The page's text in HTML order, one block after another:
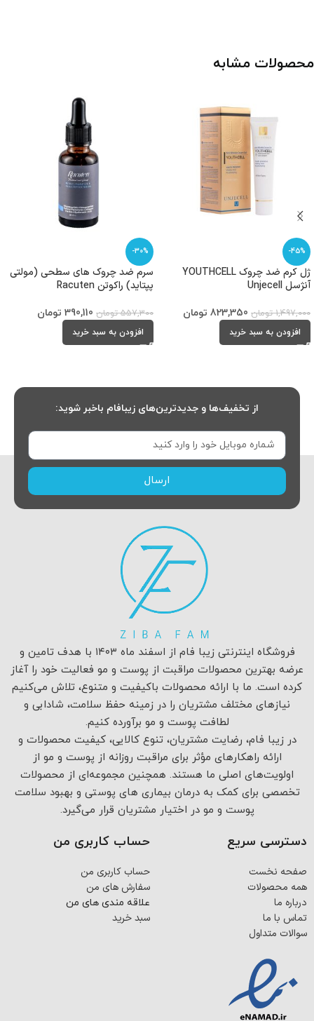
محصولات مشابه
-45%
ژل کرم ضد چروک YOUTHCELL
آنژسل Unjecell
1,497,000 تومان 823,350 تومان
افزودن به سبد خرید
-30%
سرم ضد چروک های سطحی (مولتی
پپتاید) راکوتن Racuten
557,300 تومان 390,110 تومان
افزودن به سبد خرید
از تخفیف‌ها و جدیدترین‌های زیبافام باخبر شوید:
ارسال
فروشگاه اینترنتی زیبا فام از اسفند ماه ۱۴۰۳ با هدف تامین و
عرضه بهترین محصولات مراقبت از پوست و مو فعالیت خود را آغاز
کرده است. ما با ارائه محصولات باکیفیت و متنوع، تلاش می‌کنیم
نیازهای مختلف مشتریان را در زمینه حفظ سلامت، شادابی و
لطافت پوست و مو برآورده کنیم.
در زیبا فام، رضایت مشتریان، تنوع کالایی، کیفیت محصولات و
ارائه راهکارهای مؤثر برای مراقبت روزانه از پوست و مو از
اولویت‌های اصلی ما هستند. همچنین مجموعه‌ای از محصولات
تخصصی برای کمک به درمان بیماری های پوستی و بهبود سلامت
پوست و مو در اختیار مشتریان قرار می‌گیرد.
دسترسی سریع
صفحه نخست
همه محصولات
درباره ما
تماس با ما
سوالات متداول
حساب کاربری من
حساب کاربری من
سفارش های من
علاقه مندی های من
سبد خرید